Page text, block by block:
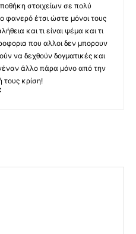
στοιχείων σε πολύ
φανερό έτσι ώστε μόνοι τους
και τι είναι ψέμα και τι
που αλλοι δεν μπορουν
να δεχθούν δογματικές και
άλλο πάρα μόνο από την
κρίση!